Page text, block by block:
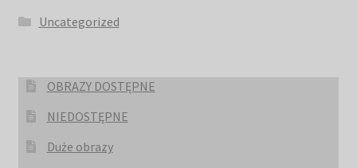
Uncategorized
OBRAZY DOSTĘPNE
NIEDOSTĘPNE
Duże obrazy